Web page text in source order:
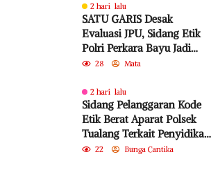
2 hari lalu
SATU GARIS Desak
Evaluasi JPU, Sidang Etik
Polri Perkara Bayu Jadi
Sorotan
28 Mata
2 hari lalu
Sidang Pelanggaran Kode
Etik Berat Aparat Polsek
Tualang Terkait Penyidikan
Perkara Bayu
22 Bunga Cantika